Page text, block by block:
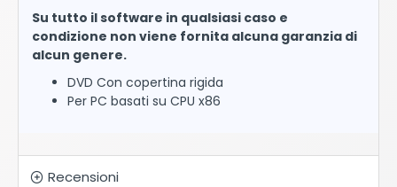
Su tutto il software in qualsiasi caso e
condizione non viene fornita alcuna garanzia di
alcun genere.
DVD Con copertina rigida
Per PC basati su CPU x86
Recensioni